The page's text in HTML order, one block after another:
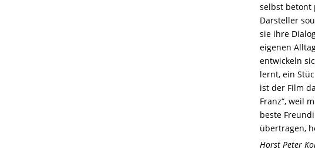
selbst betont
Darsteller
sie ihre
eigenen
entwickeln
lernt, ein
ist der Film
Franz“, weil
beste
übertragen,
Horst Peter